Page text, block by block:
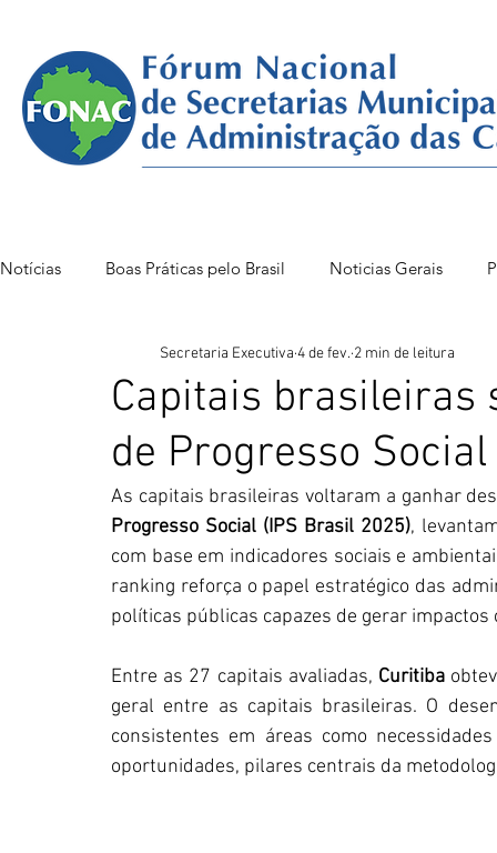
Notícias Boas Práticas pelo Brasil Noticias Gerais
FONAC 85 VITÓRIA FONAC86BSB FONAC 84
Capitais brasileiras
de Progresso
Secretaria Executiva 4 de fev. 2 min de leitura
As capitais brasileiras voltaram a ganhar
Progresso Social (IPS Brasil 2025),
com base em indicadores sociais e
ranking reforça o papel estratégico das
políticas públicas capazes de gerar
Entre as 27 capitais avaliadas, Curitiba
geral entre as capitais brasileiras. O
consistentes em áreas como
oportunidades, pilares centrais da